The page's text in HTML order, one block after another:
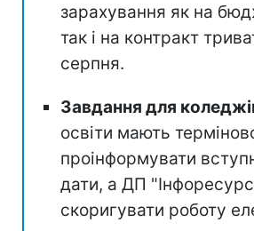
зарахування як на
так і на контракт
серпня.
Завдання для
освіти мають
проінформувати
дати, а ДП
скоригувати роботу